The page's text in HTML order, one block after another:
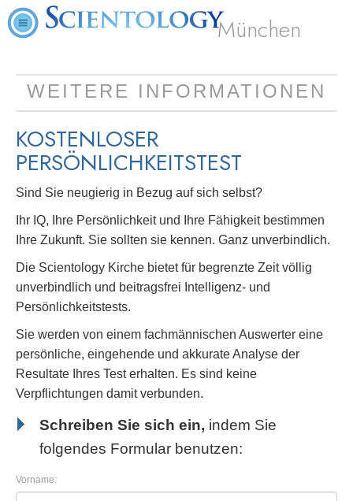
München
WEITERE INFORMATIONEN
KOSTENLOSER
PERSÖNLICHKEITSTEST
Sind Sie neugierig in Bezug auf sich selbst?
Ihr IQ, Ihre Persönlichkeit und Ihre Fähigkeit bestimmen
Ihre Zukunft. Sie sollten sie kennen. Ganz unverbindlich.
Die Scientology Kirche bietet für begrenzte Zeit völlig
unverbindlich und beitragsfrei Intelligenz- und
Persönlichkeitstests.
Sie werden von einem fachmännischen Auswerter eine
persönliche, eingehende und akkurate Analyse der
Resultate Ihres Test erhalten. Es sind keine
Verpflichtungen damit verbunden.
Schreiben Sie sich ein, indem Sie
folgendes Formular benutzen:
Vorname: